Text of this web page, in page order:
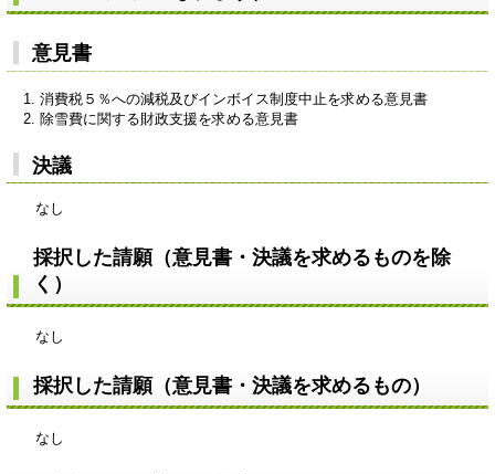
意見書
消費税５％への減税及びインボイス制度中止を求める意見書
除雪費に関する財政支援を求める意見書
決議
なし
採択した請願（意見書・決議を求めるものを除
く）
なし
採択した請願（意見書・決議を求めるもの）
なし